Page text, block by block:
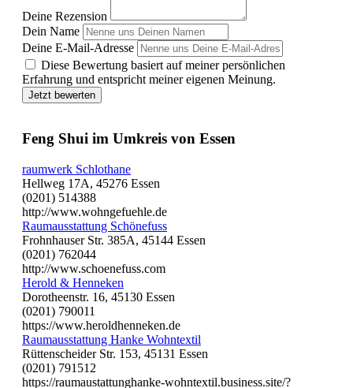
Deine Rezension
Dein Name
Deine E-Mail-Adresse
Diese Bewertung basiert auf meiner persönlichen
Erfahrung und entspricht meiner eigenen Meinung.
Jetzt bewerten
Feng Shui im Umkreis von Essen
raumwerk Schlothane
Hellweg 17A, 45276 Essen
(0201) 514388
http://www.wohngefuehle.de
Raumausstattung Schönefuss
Frohnhauser Str. 385A, 45144 Essen
(0201) 762044
http://www.schoenefuss.com
Herold & Henneken
Dorotheenstr. 16, 45130 Essen
(0201) 790011
https://www.heroldhenneken.de
Raumausstattung Hanke Wohntextil
Rüttenscheider Str. 153, 45131 Essen
(0201) 791512
https://raumaustattunghanke-wohntextil.business.site/?